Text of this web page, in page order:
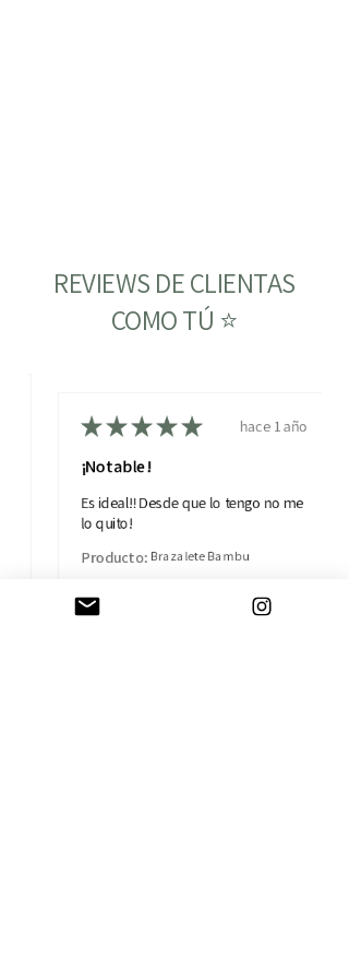
REVIEWS DE CLIENTAS
COMO TÚ ⭐
★★★★★ hace 1 año
¡Notable!
Es ideal!! Desde que lo tengo no me
lo quito!
Producto: Brazalete Bambu
Isabel B.
Madrid, MD